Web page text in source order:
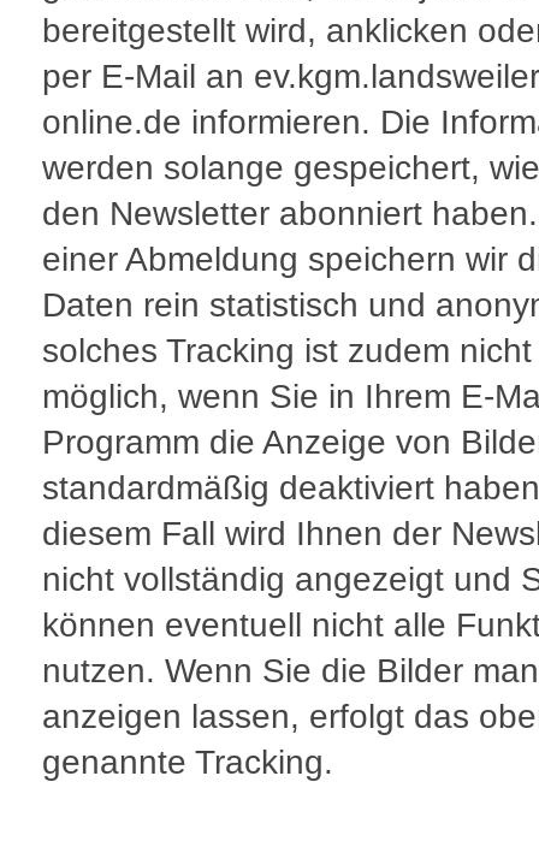
bereitgestellt wird, anklicken
per E-Mail an
online.de informieren. Die
werden solange gespeichert,
den Newsletter abonniert
einer Abmeldung speichern wir
Daten rein statistisch und
solches Tracking ist zudem nicht
möglich, wenn Sie in Ihrem E-
Programm die Anzeige von
standardmäßig deaktiviert
diesem Fall wird Ihnen der
nicht vollständig angezeigt und
können eventuell nicht alle
nutzen. Wenn Sie die Bilder
anzeigen lassen, erfolgt das
genannte Tracking.